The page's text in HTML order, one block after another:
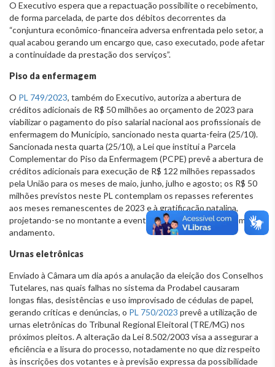
O Executivo espera que a repactuação possibilite o recebimento,
de forma parcelada, de parte dos débitos decorrentes da
“conjuntura econômico-financeira adversa enfrentada pelo setor, a
qual acabou gerando um encargo que, caso executado, pode afetar
a continuidade da prestação dos serviços”.
Piso da enfermagem
O PL 749/2023, também do Executivo, autoriza a abertura de
créditos adicionais de R$ 50 milhões ao orçamento de 2023 para
viabilizar o pagamento do piso salarial nacional aos profissionais de
enfermagem do Município, sancionado nesta quarta-feira (25/10).
Sancionada nesta quarta (25/10), a Lei que institui a Parcela
Complementar do Piso da Enfermagem (PCPE) prevê a abertura de
créditos adicionais para execução de R$ 122 milhões repassados
pela União para os meses de maio, junho, julho e agosto; os R$ 50
milhões previstos neste PL contemplam os repasses referentes
aos meses remanescentes de 2023 e à gratificação natalina,
projetando-se no montante a eventual revisão dos valores em
andamento.
Urnas eletrônicas
Enviado à Câmara um dia após a anulação da eleição dos Conselhos
Tutelares, nas quais falhas no sistema da Prodabel causaram
longas filas, desistências e uso improvisado de cédulas de papel,
gerando críticas e denúncias, o PL 750/2023 prevê a utilização de
urnas eletrônicas do Tribunal Regional Eleitoral (TRE/MG) nos
próximos pleitos. A alteração da Lei 8.502/2003 visa a assegurar a
eficiência e a lisura do processo, notadamente no que diz respeito
às inscrições dos votantes e à previsão expressa da possibilidade